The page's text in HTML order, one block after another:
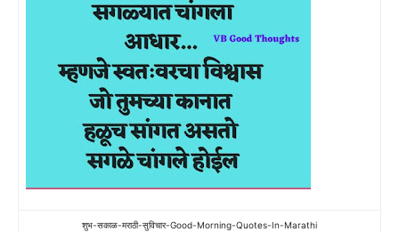
शुभ-सकाळ-मराठी-सुविचार-Good-Morning-Quotes-In-Marathi